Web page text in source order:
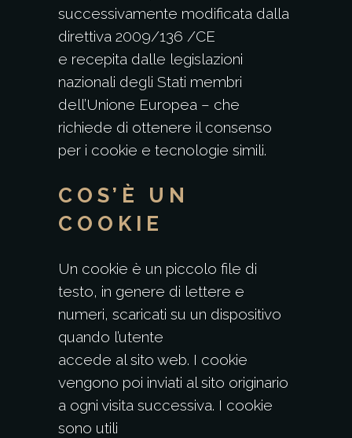
successivamente modificata dalla
direttiva 2009/136 /CE
e recepita dalle legislazioni
nazionali degli Stati membri
dell’Unione Europea – che
richiede di ottenere il consenso
per i cookie e tecnologie simili.
COS’È UN
COOKIE
Un cookie è un piccolo file di
testo, in genere di lettere e
numeri, scaricati su un dispositivo
quando l’utente
accede al sito web. I cookie
vengono poi inviati al sito originario
a ogni visita successiva. I cookie
sono utili